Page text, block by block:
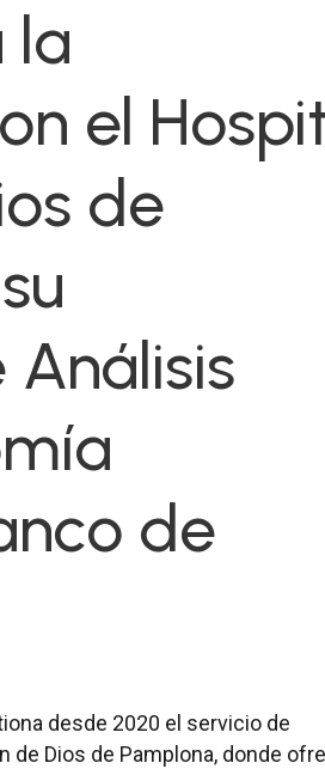
la
el
de
de
desde 2020 el servicio de
de Dios de Pamplona, donde